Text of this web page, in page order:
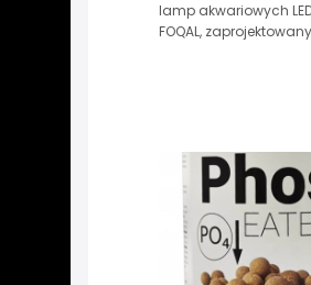
lamp akwariowych
FOQAL,